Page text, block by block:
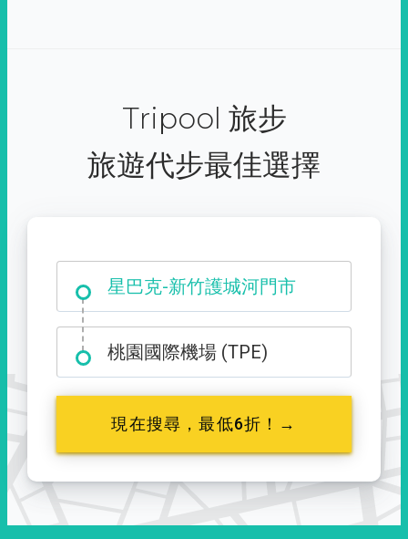
Tripool 旅步
旅遊代步最佳選擇
星巴克-新竹護城河門市
大霸尖山登山口
桃園國際機場 (TPE)
現在搜尋，最低6折！→